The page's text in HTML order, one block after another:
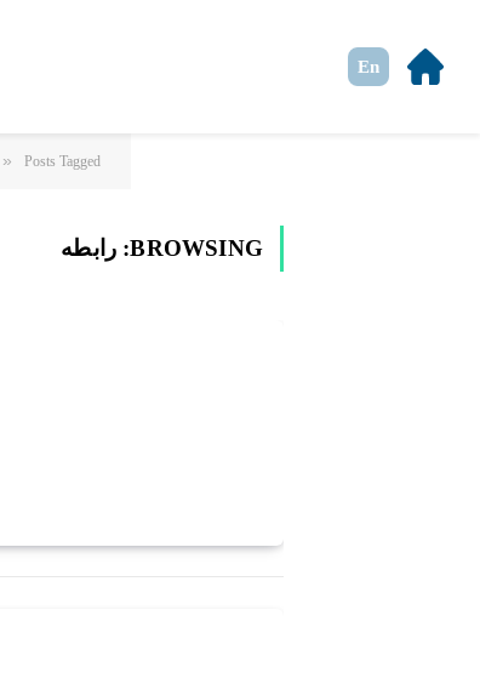
En
» Posts Tagged "رابطه"
BROWSING: رابطه